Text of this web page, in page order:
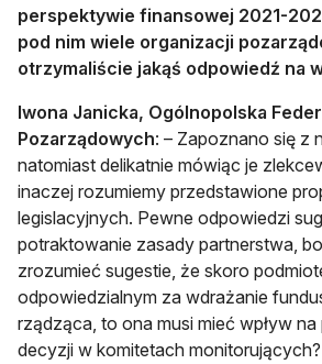
perspektywie finansowej 2021-
pod nim wiele organizacji
otrzymaliście jakąś odpowiedź na
Iwona Janicka, Ogólnopolska
Pozarządowych: – Zapoznano się z
natomiast delikatnie mówiąc je
inaczej rozumiemy przedstawione
legislacyjnych. Pewne odpowiedzi
potraktowanie zasady partnerstwa,
zrozumieć sugestie, że skoro
odpowiedzialnym za wdrażanie
rządząca, to ona musi mieć wpływ
decyzji w komitetach